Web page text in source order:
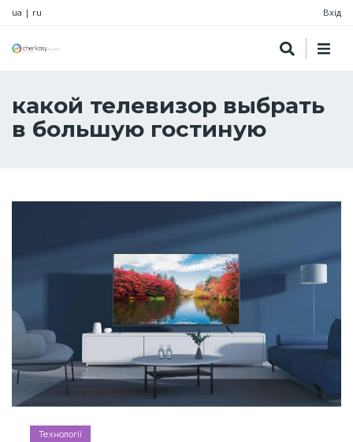
ua | ru Вхід
какой телевизор выбрать
в большую гостиную
Технології